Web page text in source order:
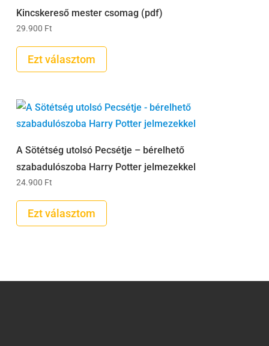
Kincskereső mester csomag (pdf)
29.900 Ft
Ezt választom
A Sötétség utolsó Pecsétje – bérelhető
szabadulószoba Harry Potter jelmezekkel
24.900 Ft
Ezt választom